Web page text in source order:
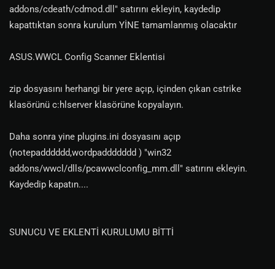
addons/cdeath/cdmod.dll" satırını ekleyin, kaydedip
kapattıktan sonra kurulum YİNE tamamlanmış olacaktır
ASUS.WWCL Config Scanner Eklentisi
zip dosyasını herhangi bir yere açıp, içinden çıkan cstrike
klasörünü c:hlserver klasörüne kopyalayın.
Daha sonra yine plugins.ini dosyasını açıp
(notepadddddd,wordpaddddddd ) "win32
addons/wwcl/dlls/pcawwclconfig_mm.dll" satırını ekleyin.
Kaydedip kapatın....
SUNUCU VE EKLENTİ KURULUMU BİTTİ